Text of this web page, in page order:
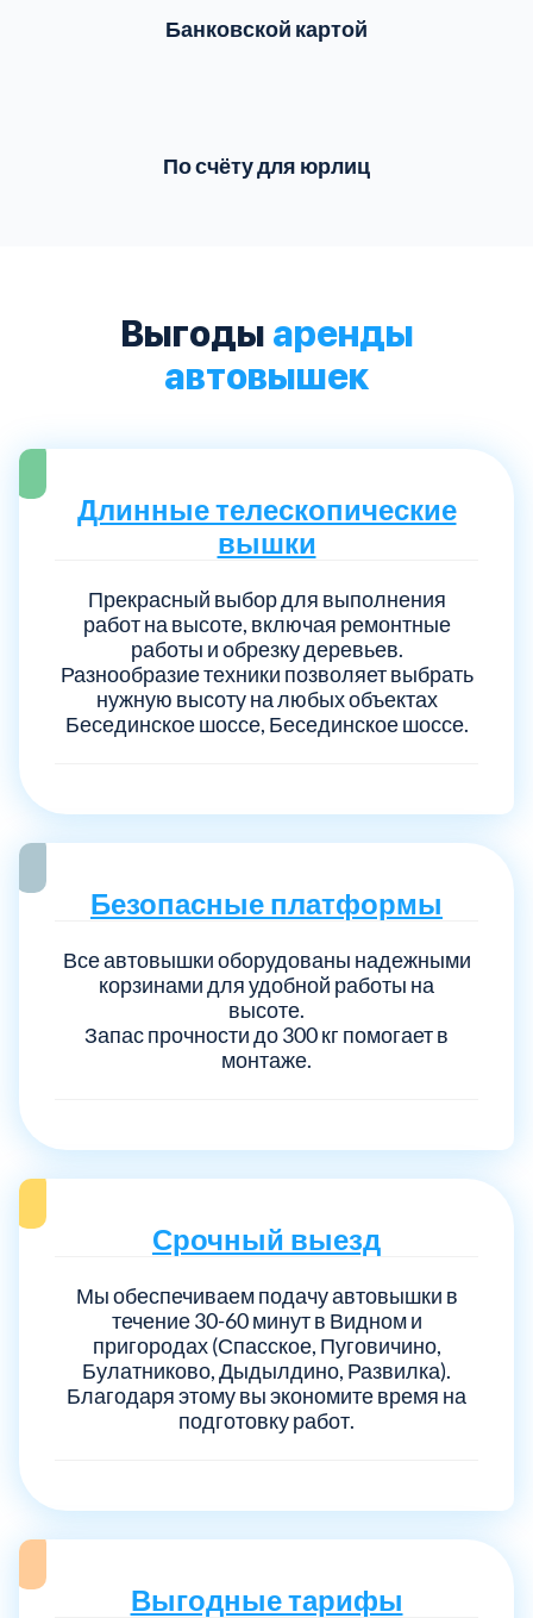
Банковской картой
По счёту для юрлиц
Выгоды аренды
автовышек
Длинные телескопические
вышки
Прекрасный выбор для выполнения
работ на высоте, включая ремонтные
работы и обрезку деревьев.
Разнообразие техники позволяет выбрать
нужную высоту на любых объектах
Бесединское шоссе, Бесединское шоссе.
Безопасные платформы
Все автовышки оборудованы надежными
корзинами для удобной работы на
высоте.
Запас прочности до 300 кг помогает в
монтаже.
Срочный выезд
Мы обеспечиваем подачу автовышки в
течение 30-60 минут в Видном и
пригородах (Спасское, Пуговичино,
Булатниково, Дыдылдино, Развилка).
Благодаря этому вы экономите время на
подготовку работ.
Выгодные тарифы